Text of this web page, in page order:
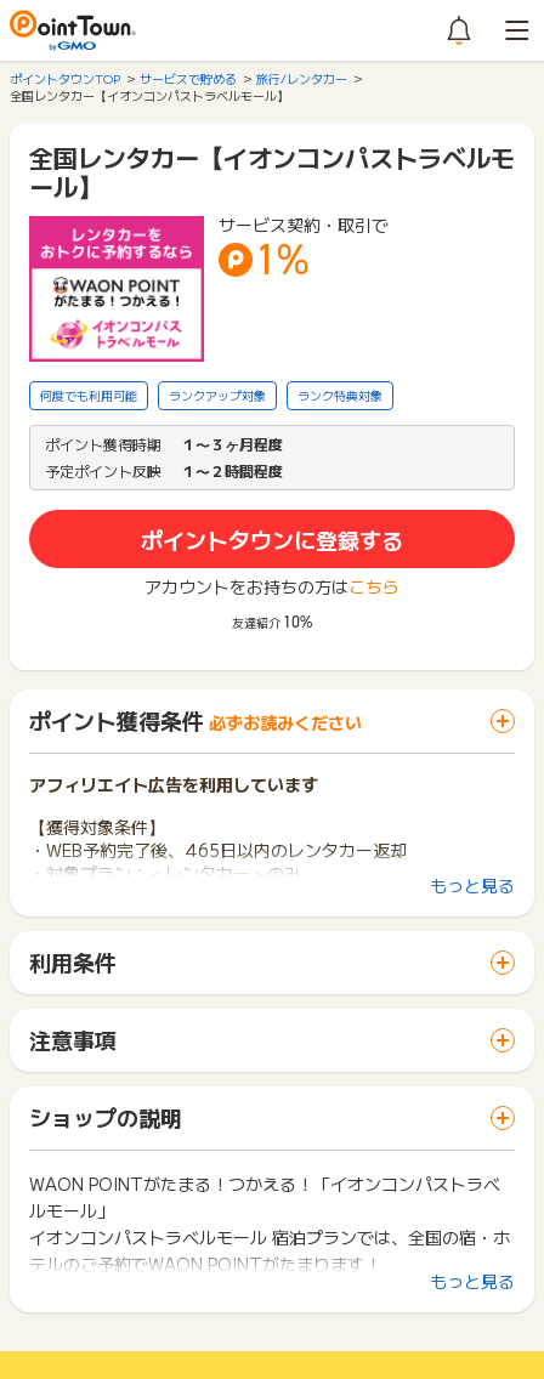
ポイントタウンTOP サービスで貯める
旅行/レンタカー
全国レンタカー【イオンコンパストラベルモール】
全国レンタカー【イオンコンパストラベルモ
ール】
サービス契約・取引で
1%
何度でも利用可能 ランクアップ対象 ランク特典対象
ポイント獲得時期
１〜３ヶ月程度
予定ポイント反映
１〜２時間程度
ポイントタウンに登録する
アカウントをお持ちの方はこちら
友達紹介 10%
ポイント獲得条件 必ずお読みください
アフィリエイト広告を利用しています
【獲得対象条件】
・WEB予約完了後、465日以内のレンタカー返却
・対象プラン：＜レンタカー＞のみ
【獲得対象外条件】
お問い合わせをした場合、ポイント獲得対象外となる場合がご
ざいます。
もっと見る
利用条件
サイトに移動してからお申し込みやお買い物が完了するまでの
間に、同じブラウザ（※）で他のサイトに移動した場合はポイン
ト獲得ができません。
「 サイトへ行ってポイントGET 」ボタンを押した時とサービ
ス・お買い物利用時で、デバイス・ブラウザが異なる場合はポ
イント獲得ができません。
2回以上同じお買い物・サービスをご利用される場合は、毎回
ポイントタウンに戻り、「 サイトへ行ってポイントGET 」ボ
タンを押してからご利用ください。
下記の事項に該当する場合、広告主側で対象外とみなし、「獲
い物を複数回ご利用された場合
注意事項
一部のサービスにつきましては、1商品につき10円単位の金額
は切り捨てとなります。
ポイント獲得が1ポイント未満のものは切り捨てとなり、ポイ
ント履歴には記載されません。
原則として広告主側のポイント等を利用して支払われた金額分
につきましては、ポイントタウンのポイント獲得の対象には含
まれません。
広告主が運営しているサービスの都合もしくは会員様の都合で
商品の交換や一部でもキャンセルされた場合、ポイントが無効
になる可能性もございます。
ショップの説明
WAON POINTがたまる！つかえる！「イオンコンパストラベ
ルモール」
イオンコンパストラベルモール 宿泊プランでは、全国の宿・ホ
テルのご予約でWAON POINTがたまります！
また、毎日のイオンでのお買い物などでためたWAON POINT
を、1WAON POINT＝1円分としてつかうことができるので、
もっと見る